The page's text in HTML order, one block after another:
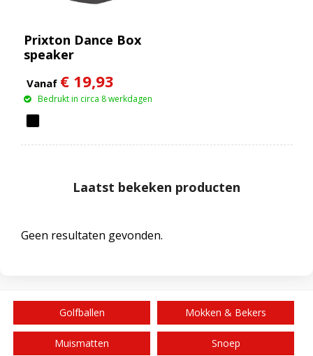
Prixton Dance Box
speaker
Vanaf € 19,93
Bedrukt in circa 8 werkdagen
Laatst bekeken producten
Geen resultaten gevonden.
Golfballen Mokken & Bekers
Muismatten Snoep